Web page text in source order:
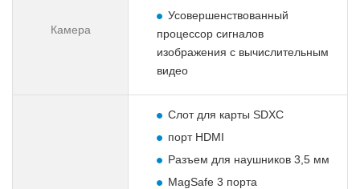
Камера
Усовершенствованный
процессор сигналов
изображения с вычислительным
видео
Слот для карты SDXC
порт HDMI
Разъем для наушников 3,5 мм
MagSafe 3 порта